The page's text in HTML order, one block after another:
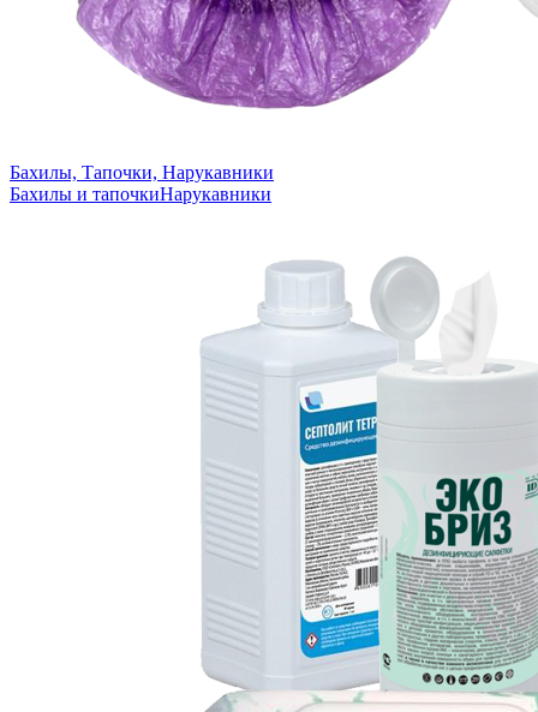
Бахилы, Тапочки, Нарукавники
Бахилы и тапочкиНарукавники